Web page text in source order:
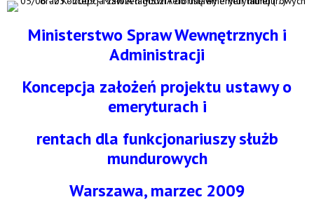
Ministerstwo Spraw Wewnętrznych i
Administracji
Koncepcja założeń projektu ustawy o
emeryturach i
rentach dla funkcjonariuszy służb
mundurowych
Warszawa, marzec 2009